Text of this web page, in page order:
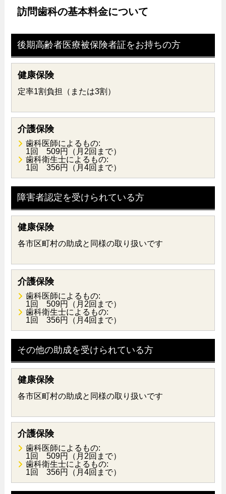
訪問歯科の基本料金について
後期高齢者医療被保険者証をお持ちの方
健康保険
定率1割負担（または3割）
介護保険
歯科医師によるもの:
1回 509円（月2回まで）
歯科衛生士によるもの:
1回 356円（月4回まで）
障害者認定を受けられている方
健康保険
各市区町村の助成と同様の取り扱いです
介護保険
歯科医師によるもの:
1回 509円（月2回まで）
歯科衛生士によるもの:
1回 356円（月4回まで）
その他の助成を受けられている方
健康保険
各市区町村の助成と同様の取り扱いです
介護保険
歯科医師によるもの:
1回 509円（月2回まで）
歯科衛生士によるもの:
1回 356円（月4回まで）